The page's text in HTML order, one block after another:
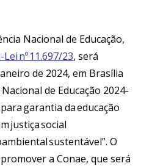
Nacional de Educação,
nº 11.697/23, será
de 2024, em Brasília
de Educação 2024-
garantia da educação
justiça social
sustentável”. O
a Conae, que será